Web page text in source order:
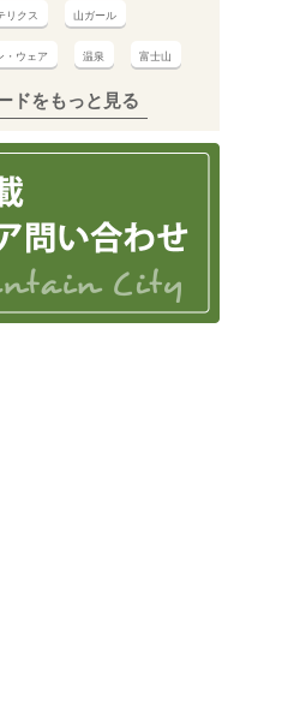
リクス 山ガール
・ウェア 温泉 富士山
ドをもっと見る